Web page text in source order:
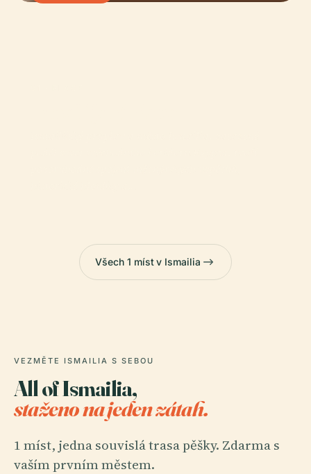
Všech 1 míst v Ismailia
VEZMĚTE ISMAILIA S SEBOU
All of Ismailia,
staženo na jeden zátah.
1 míst, jedna souvislá trasa pěšky. Zdarma s
vaším prvním městem.